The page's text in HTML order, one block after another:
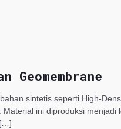
Geomembrane
sintetis seperti High-
ini diproduksi menjadi
[…]